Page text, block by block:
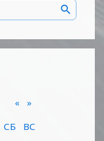
«
»
СБ ВС